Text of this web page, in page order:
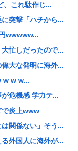
うと決め...
…総理になる前...
｢死んだ方が...
なんでしょ？w...
www
話題に。アメリ...
変、観光客「過...
ームレス少...
、これ駄作じ...
突撃「ハチから...
wwwww...
忙しだったので...
大な発明に海外...
w w w...
危機感 学力テ...
で炎上www
関係ない」そう...
外国人に海外が...